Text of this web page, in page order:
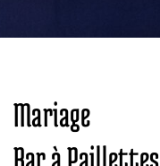
Mariage
Bar à Paillettes